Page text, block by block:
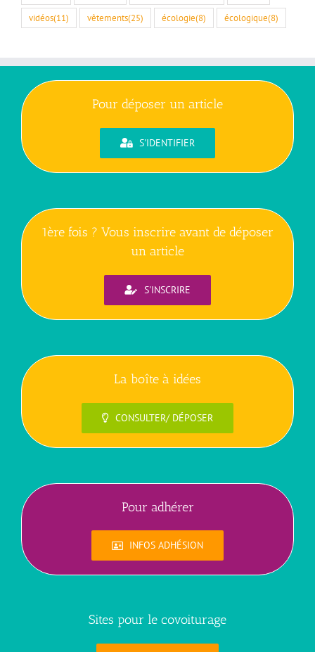
vidéos(11) vêtements(25) écologie(8) écologique(8)
Pour déposer un article
S'IDENTIFIER
1ère fois ? Vous inscrire avant de déposer
un article
S'INSCRIRE
La boîte à idées
CONSULTER/ DÉPOSER
Pour adhérer
INFOS ADHÉSION
Sites pour le covoiturage